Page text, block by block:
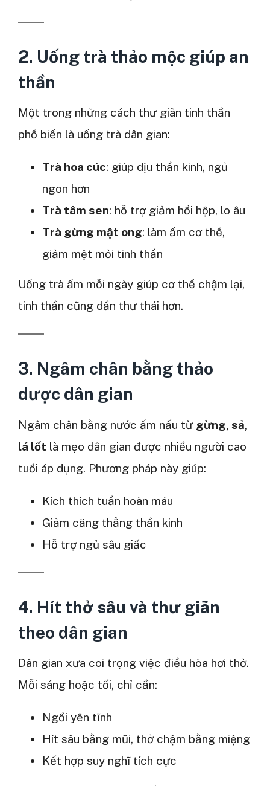
2. Uống trà thảo mộc giúp an
thần
Một trong những cách thư giãn tinh thần
phổ biến là uống trà dân gian:
Trà hoa cúc: giúp dịu thần kinh, ngủ
ngon hơn
Trà tâm sen: hỗ trợ giảm hồi hộp, lo âu
Trà gừng mật ong: làm ấm cơ thể,
giảm mệt mỏi tinh thần
Uống trà ấm mỗi ngày giúp cơ thể chậm lại,
tinh thần cũng dần thư thái hơn.
3. Ngâm chân bằng thảo
dược dân gian
Ngâm chân bằng nước ấm nấu từ gừng, sả,
lá lốt là mẹo dân gian được nhiều người cao
tuổi áp dụng. Phương pháp này giúp:
Kích thích tuần hoàn máu
Giảm căng thẳng thần kinh
Hỗ trợ ngủ sâu giấc
4. Hít thở sâu và thư giãn
theo dân gian
Dân gian xưa coi trọng việc điều hòa hơi thở.
Mỗi sáng hoặc tối, chỉ cần:
Ngồi yên tĩnh
Hít sâu bằng mũi, thở chậm bằng miệng
Kết hợp suy nghĩ tích cực